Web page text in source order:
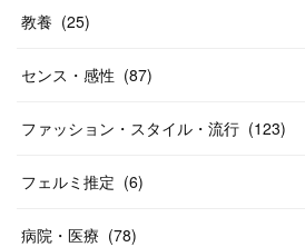
教養 (25)
センス・感性 (87)
ファッション・スタイル・流行 (123)
フェルミ推定 (6)
病院・医療 (78)